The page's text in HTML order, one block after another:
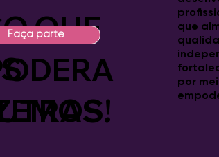
QUE
Faça parte
que
por